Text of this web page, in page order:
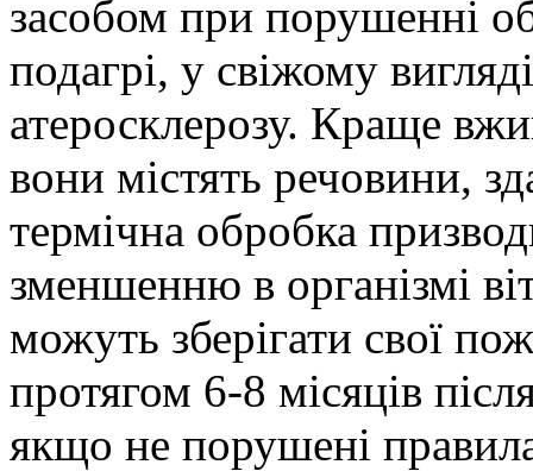
засобом при порушенні
подагрі, у свіжому
атеросклерозу. Краще
вони містять речовини,
термічна обробка
зменшенню в організмі
можуть зберігати свої
протягом 6-8 місяців
якщо не порушені